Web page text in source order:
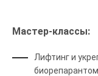
Мастер-классы:
Лифтинг и